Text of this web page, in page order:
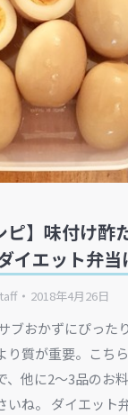
ピ】味付け酢
イエット弁当
2018年4月26日
ブおかずにぴった
り質が重要。こち
、他に2〜3品のお
いね。 ダイエット